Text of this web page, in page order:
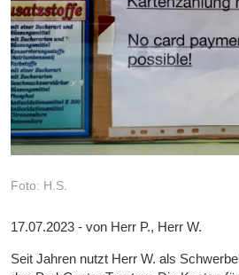
Foto: H.S.
17.07.2023 - von Herr P., Herr W.
Seit Jahren nutzt Herr W. als